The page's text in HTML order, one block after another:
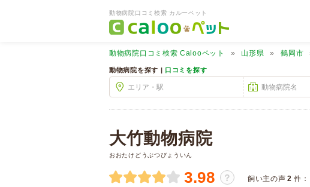
動物病院口コミ検索 カルーペット
動物病院口コミ検索 Calooペット 山形県 鶴岡市
動物病院を探す | 口コミを探す
大竹動物病院
おおたけどうぶつびょういん
3.98 ？ 飼い主の声 2 件：